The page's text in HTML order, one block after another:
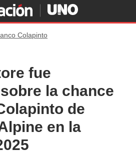
Colapinto
fue
la chance
de
en la